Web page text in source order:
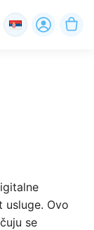
usluge. Ovo
se